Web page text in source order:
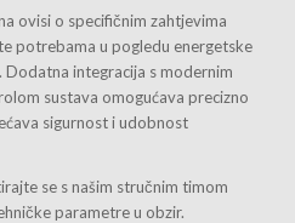
ovisi o specifičnim zahtjevima
potrebama u pogledu energetske
integracija s modernim
sustava omogućava precizno
sigurnost i udobnost
se s našim stručnim timom
parametre u obzir.